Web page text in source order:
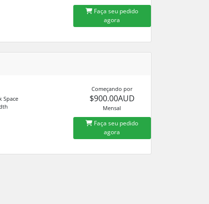
Faça seu pedido
agora
Space
Começando por
$900.00AUD
Mensal
Faça seu pedido
agora